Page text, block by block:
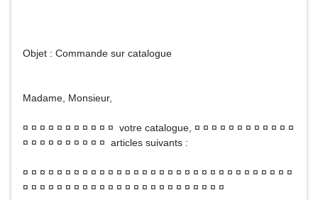
Objet : Commande sur catalogue
Madame, Monsieur,
¤ ¤ ¤ ¤ ¤ ¤ ¤ ¤ ¤ ¤ ¤ votre catalogue, ¤ ¤ ¤ ¤ ¤ ¤ ¤ ¤ ¤ ¤ ¤ ¤
¤ ¤ ¤ ¤ ¤ ¤ ¤ ¤ ¤ ¤ articles suivants :
¤ ¤ ¤ ¤ ¤ ¤ ¤ ¤ ¤ ¤ ¤ ¤ ¤ ¤ ¤ ¤ ¤ ¤ ¤ ¤ ¤ ¤ ¤ ¤ ¤ ¤ ¤ ¤ ¤ ¤ ¤ ¤
¤ ¤ ¤ ¤ ¤ ¤ ¤ ¤ ¤ ¤ ¤ ¤ ¤ ¤ ¤ ¤ ¤ ¤ ¤ ¤ ¤ ¤ ¤ ¤